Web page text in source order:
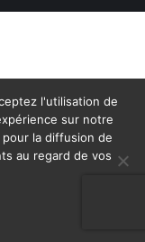
l'utilisation de
sur notre
la diffusion de
au regard de vos